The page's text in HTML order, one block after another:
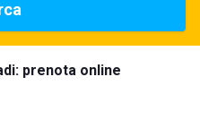
prenota online